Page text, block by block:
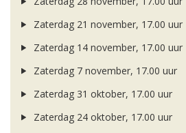
Zaterdag 21 november, 17.00 uur
Zaterdag 14 november, 17.00 uur
Zaterdag 7 november, 17.00 uur
Zaterdag 31 oktober, 17.00 uur
Zaterdag 24 oktober, 17.00 uur